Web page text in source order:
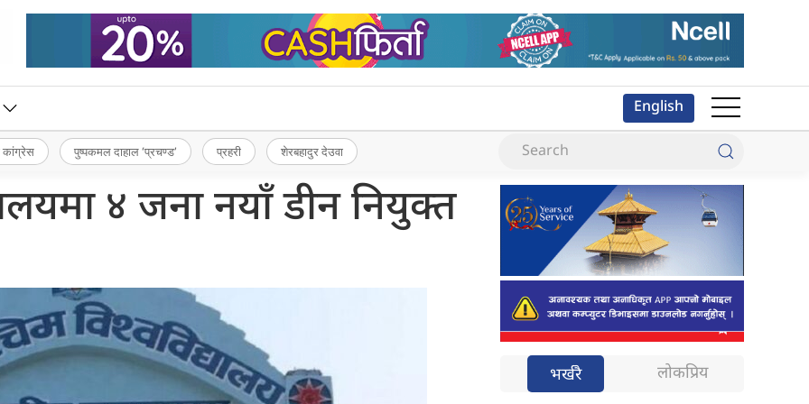
English
कांग्रेस पुष्पकमल दाहाल ‘प्रचण्ड’ प्रहरी शेरबहादुर देउवा
४ जना नयाँ डीन नियुक्त
भर्खरै लोकप्रिय